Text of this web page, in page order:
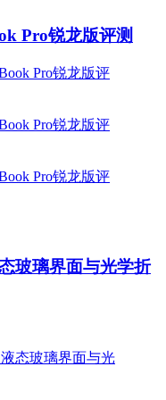
Pro锐龙版评测
玻璃界面与光学折